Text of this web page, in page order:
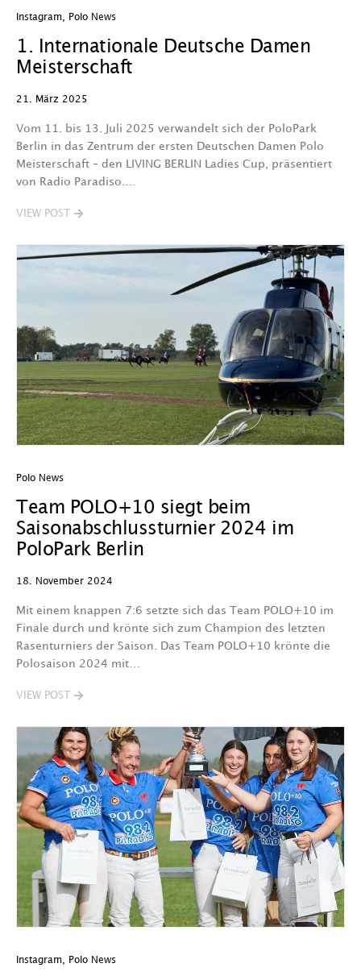
Instagram Polo News
1. Internationale Deutsche Damen
Meisterschaft
21. März 2025
Vom 11. bis 13. Juli 2025 verwandelt sich der PoloPark
Berlin in das Zentrum der ersten Deutschen Damen Polo
Meisterschaft – den LIVING BERLIN Ladies Cup, präsentiert
von Radio Paradiso.…
VIEW POST
Polo News
Team POLO+10 siegt beim
Saisonabschlussturnier 2024 im
PoloPark Berlin
18. November 2024
Mit einem knappen 7:6 setzte sich das Team POLO+10 im
Finale durch und krönte sich zum Champion des letzten
Rasenturniers der Saison. Das Team POLO+10 krönte die
Polosaison 2024 mit…
VIEW POST
Instagram Polo News